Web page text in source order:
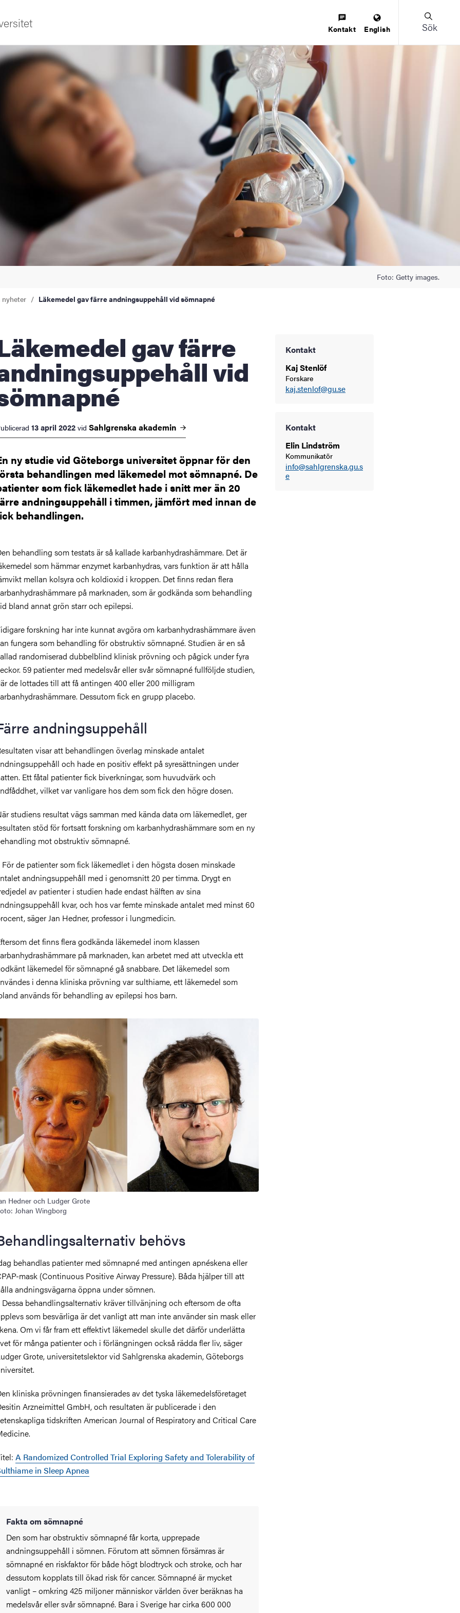
innovation
Kontakt English Sök
Foto: Getty images.
nyheter Läkemedel gav färre andningsuppehåll vid sömnapné
färre
vid
13 april 2022 vid Sahlgrenska akademin
ny studie vid Göteborgs universitet öppnar för den
behandlingen med läkemedel mot sömnapné. De
som fick läkemedlet hade i snitt mer än 20
andningsuppehåll i timmen, jämfört med innan de
behandlingen.
Kontakt
Kaj Stenlöf
Forskare
kaj.stenlof@gu.se
Kontakt
Elin Lindström
Kommunikatör
info@sahlgrenska.gu.s
e
behandling som testats är så kallade karbanhydrashämmare. Det är
som hämmar enzymet karbanhydras, vars funktion är att hålla
mellan kolsyra och koldioxid i kroppen. Det finns redan flera
på marknaden, som är godkända som behandling
bland annat grön starr och epilepsi.
forskning har inte kunnat avgöra om karbanhydrashämmare även
fungera som behandling för obstruktiv sömnapné. Studien är en så
randomiserad dubbelblind klinisk prövning och pågick under fyra
59 patienter med medelsvår eller svår sömnapné fullföljde studien,
de lottades till att få antingen 400 eller 200 milligram
Dessutom fick en grupp placebo.
andningsuppehåll
visar att behandlingen överlag minskade antalet
och hade en positiv effekt på syresättningen under
Ett fåtal patienter fick biverkningar, som huvudvärk och
vilket var vanligare hos dem som fick den högre dosen.
studiens resultat vägs samman med kända data om läkemedlet, ger
stöd för fortsatt forskning om karbanhydrashämmare som en ny
mot obstruktiv sömnapné.
För de patienter som fick läkemedlet i den högsta dosen minskade
andningsuppehåll med i genomsnitt 20 per timma. Drygt en
av patienter i studien hade endast hälften av sina
kvar, och hos var femte minskade antalet med minst 60
säger Jan Hedner, professor i lungmedicin.
det finns flera godkända läkemedel inom klassen
på marknaden, kan arbetet med att utveckla ett
läkemedel för sömnapné gå snabbare. Det läkemedel som
i denna kliniska prövning var sulthiame, ett läkemedel som
används för behandling av epilepsi hos barn.
Hedner och Ludger Grote
Johan Wingborg
behövs
behandlas patienter med sömnapné med antingen apnéskena eller
mask (Continuous Positive Airway Pressure). Båda hjälper till att
andningsvägarna öppna under sömnen.
Dessa behandlingsalternativ kräver tillvänjning och eftersom de ofta
som besvärliga är det vanligt att man inte använder sin mask eller
Om vi får fram ett effektivt läkemedel skulle det därför underlätta
för många patienter och i förlängningen också rädda fler liv, säger
Grote, universitetslektor vid Sahlgrenska akademin, Göteborgs
kliniska prövningen finansierades av det tyska läkemedelsföretaget
Arzneimittel GmbH, och resultaten är publicerade i den
tidskriften American Journal of Respiratory and Critical Care
A Randomized Controlled Trial Exploring Safety and Tolerability of
in Sleep Apnea
Fakta om sömnapné
Den som har obstruktiv sömnapné får korta, upprepade
andningsuppehåll i sömnen. Förutom att sömnen försämras är
sömnapné en riskfaktor för både högt blodtryck och stroke, och har
dessutom kopplats till ökad risk för cancer. Sömnapné är mycket
vanligt – omkring 425 miljoner människor världen över beräknas ha
medelsvår eller svår sömnapné. Bara i Sverige har cirka 600 000